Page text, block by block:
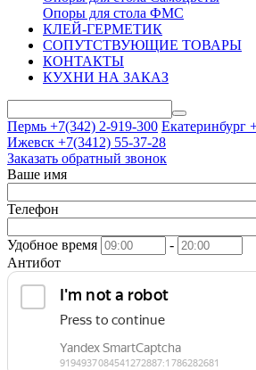
Опоры для стола ФМС
КЛЕЙ-ГЕРМЕТИК
СОПУТСТВУЮЩИЕ ТОВАРЫ
КОНТАКТЫ
КУХНИ НА ЗАКАЗ
Пермь +7(342) 2-919-300 Екатеринбург
Ижевск +7(3412) 55-37-28
Заказать обратный звонок
Ваше имя
Телефон
Удобное время
-
Антибот